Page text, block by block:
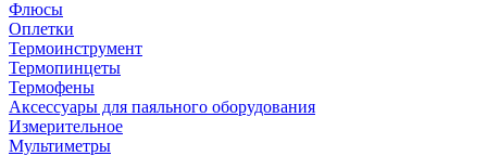
Флюсы
Оплетки
Термоинструмент
Термопинцеты
Термофены
Аксессуары для паяльного оборудования
Измерительное
Мультиметры